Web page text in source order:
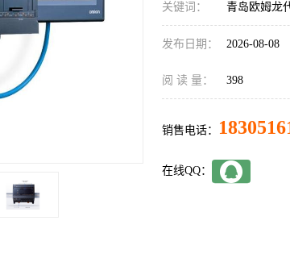
关键词： 青岛欧姆龙
发布日期： 2026-08-08
阅 读 量： 398
销售电话：
在线QQ：